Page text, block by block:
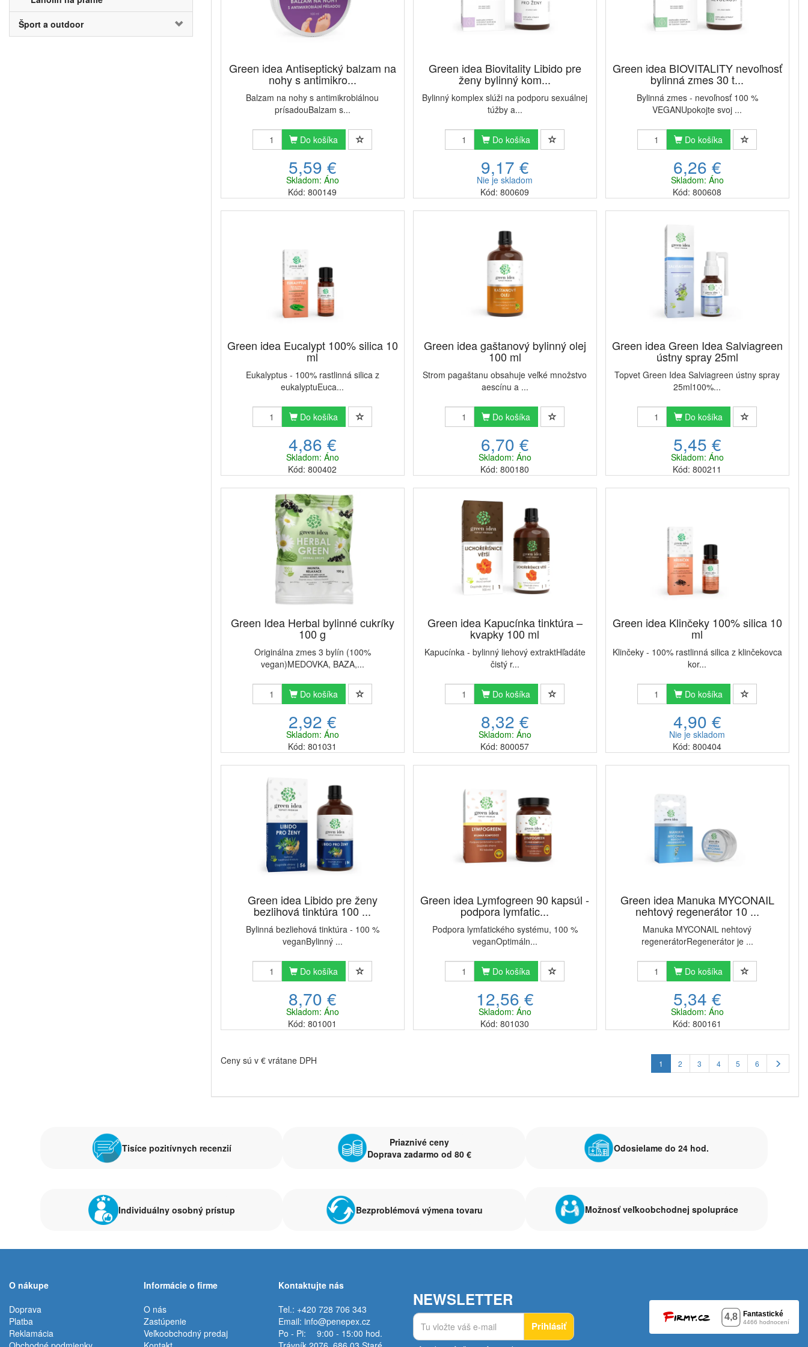
Šport a outdoor
Green idea Antiseptický balzam na
nohy s antimikro...
Balzam na nohy s antimikrobiálnou
prísadouBalzam s...
Do košíka
5,59 €
Skladom: Áno
Kód: 800149
Green idea Biovitality Libido pre
ženy bylinný kom...
Bylinný komplex slúži na podporu sexuálnej
túžby a...
Do košíka
9,17 €
Nie je skladom
Kód: 800609
Green idea BIOVITALITY nevoľnosť
bylinná zmes 30 t...
Bylinná zmes - nevoľnosť 100 %
VEGANUpokojte svoj ...
Do košíka
6,26 €
Skladom: Áno
Kód: 800608
Green idea Eucalypt 100% silica 10
ml
Eukalyptus - 100% rastlinná silica z
eukalyptuEuca...
Do košíka
4,86 €
Skladom: Áno
Kód: 800402
Green idea gaštanový bylinný olej
100 ml
Strom pagaštanu obsahuje veľké množstvo
aescínu a ...
Do košíka
6,70 €
Skladom: Áno
Kód: 800180
Green idea Green Idea Salviagreen
ústny spray 25ml
Topvet Green Idea Salviagreen ústny spray
25ml100%...
Do košíka
5,45 €
Skladom: Áno
Kód: 800211
Green Idea Herbal bylinné cukríky
100 g
Originálna zmes 3 bylín (100%
vegan)MEDOVKA, BAZA,...
Do košíka
2,92 €
Skladom: Áno
Kód: 801031
Green idea Kapucínka tinktúra –
kvapky 100 ml
Kapucínka - bylinný liehový extraktHľadáte
čistý r...
Do košíka
8,32 €
Skladom: Áno
Kód: 800057
Green idea Klinčeky 100% silica 10
ml
Klinčeky - 100% rastlinná silica z klinčekovca
kor...
Do košíka
4,90 €
Nie je skladom
Kód: 800404
Green idea Libido pre ženy
bezlihová tinktúra 100 ...
Bylinná bezliehová tinktúra - ​100 %
veganBylinný ...
Do košíka
8,70 €
Skladom: Áno
Kód: 801001
Green idea Lymfogreen 90 kapsúl -
podpora lymfatic...
Podpora lymfatického systému, ​100 %
veganOptimáln...
Do košíka
12,56 €
Skladom: Áno
Kód: 801030
Green idea Manuka MYCONAIL
nehtový regenerátor 10 ...
Manuka MYCONAIL nehtový
regenerátorRegenerátor je ...
Do košíka
5,34 €
Skladom: Áno
Kód: 800161
Ceny sú v € vrátane DPH 1 2 3 4 5 6
Tisíce pozitívnych recenzií
Priaznivé ceny
Doprava zadarmo od 80 €
Odosielame do 24 hod.
Individuálny osobný prístup Bezproblémová výmena tovaru Možnosť veľkoobchodnej spolupráce
O nákupe
Doprava
Platba
Reklamácia
Informácie o firme
O nás
Zastúpenie
Veľkoobchodný predaj
Kontaktujte nás
Tel.: +420 728 706 343
Email: info@penepex.cz
Po - Pi:
9:00 - 15:00 hod.
NEWSLETTER
Prihlásiť